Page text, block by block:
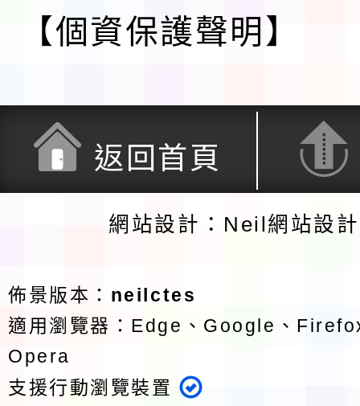
【個資保護聲明】
返回首頁
網站設計：Neil網站設
佈景版本： neilctes
適用瀏覽器：Edge、Google、
Opera
支援行動瀏覽裝置